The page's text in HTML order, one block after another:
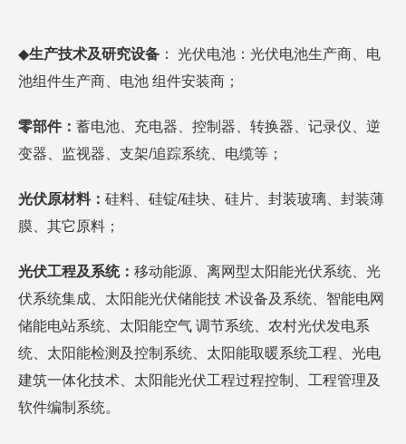
◆生产技术及研究设备 ： 光伏电池：光伏电池生产商、电
池组件生产商、电池 组件安装商；
零部件： 蓄电池、充电器、控制器、转换器、记录仪、逆
变器、监视器、支架/追踪系统、电缆等；
光伏原材料： 硅料、硅锭/硅块、硅片、封装玻璃、封装薄
膜、其它原料；
光伏工程及系统： 移动能源、离网型太阳能光伏系统、光
伏系统集成、太阳能光伏储能技 术设备及系统、智能电网
储能电站系统、太阳能空气 调节系统、农村光伏发电系
统、太阳能检测及控制系统、太阳能取暖系统工程、光电
建筑一体化技术、太阳能光伏工程过程控制、工程管理及
软件编制系统。